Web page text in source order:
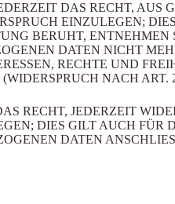
DAS RECHT, AUS
EINZULEGEN;
BERUHT, ENTNEHMEN
DATEN NICHT
RECHTE UND
NACH ART.
RECHT, JEDERZEIT
DIES GILT AUCH FÜR
DATEN